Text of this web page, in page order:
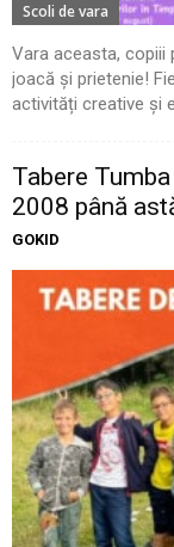
Scoli de vara
Vara aceasta, copiii
joacă și prietenie!
activități creative și
Tabere
2008 până
GOKID